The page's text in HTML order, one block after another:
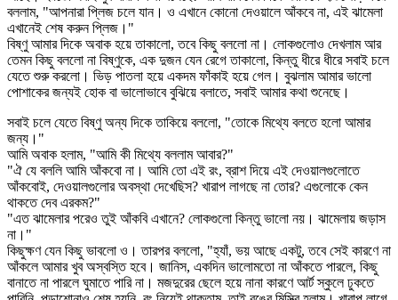
বললাম, "আপনারা প্লিজ চলে যান। ও এখানে কোনো দেওয়ালে আঁকবে না, এই ঝামেলা
এখানেই শেষ করুন প্লিজ।"
বিষ্ণু আমার দিকে অবাক হয়ে তাকালো, তবে কিছু বললো না। লোকগুলোও দেখলাম আর
তেমন কিছু বললো না বিষ্ণুকে, এক দুজন যেন রেগে তাকালো, কিন্তু ধীরে ধীরে সবাই চলে
যেতে শুরু করলো। ভিড় পাতলা হয়ে একদম ফাঁকাই হয়ে গেল। বুঝলাম আমার ভালো
পোশাকের জন্যই হোক বা ভালোভাবে বুঝিয়ে বলাতে, সবাই আমার কথা শুনেছে।
সবাই চলে যেতে বিষ্ণু অন্য দিকে তাকিয়ে বললো, "তোকে মিথ্যে বলতে হলো আমার
জন্য।"
আমি অবাক হলাম, "আমি কী মিথ্যে বললাম আবার?"
"ঐ যে বললি আমি আঁকবো না। আমি তো এই রং, ব্রাশ দিয়ে এই দেওয়ালগুলোতে
আঁকবোই, দেওয়ালগুলোর অবস্থা দেখেছিস? খারাপ লাগছে না তোর? এগুলোকে কেন
থাকতে দেব এরকম?"
"এত ঝামেলার পরেও তুই আঁকবি এখানে? লোকগুলো কিন্তু ভালো নয়। ঝামেলায় জড়াস
না।"
কিছুক্ষণ যেন কিছু ভাবলো ও। তারপর বললো, "হ্যাঁ, ভয় আছে একটু, তবে সেই কারণে না
আঁকলে আমার খুব অস্বস্তি হবে। জানিস, একদিন ভালোমতো না আঁকতে পারলে, কিছু
বানাতে না পারলে ঘুমাতে পারি না। মজদুরের ছেলে হয়ে নানা কারণে আর্ট স্কুলে ঢুকতে